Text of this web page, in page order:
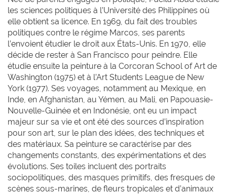
les sciences politiques à l’Université des Philippines où
elle obtient sa licence. En 1969, du fait des troubles
politiques contre le régime Marcos, ses parents
l’envoient étudier le droit aux États-Unis. En 1970, elle
décide de rester à San Francisco pour peindre. Elle
étudie ensuite la peinture à la Corcoran School of Art de
Washington (1975) et à l’Art Students League de New
York (1977). Ses voyages, notamment au Mexique, en
Inde, en Afghanistan, au Yémen, au Mali, en Papouasie-
Nouvelle-Guinée et en Indonésie, ont eu un impact
majeur sur sa vie et ont été des sources d’inspiration
pour son art, sur le plan des idées, des techniques et
des matériaux. Sa peinture se caractérise par des
changements constants, des expérimentations et des
évolutions. Ses toiles incluent des portraits
sociopolitiques, des masques primitifs, des fresques de
scènes sous-marines, de fleurs tropicales et d’animaux